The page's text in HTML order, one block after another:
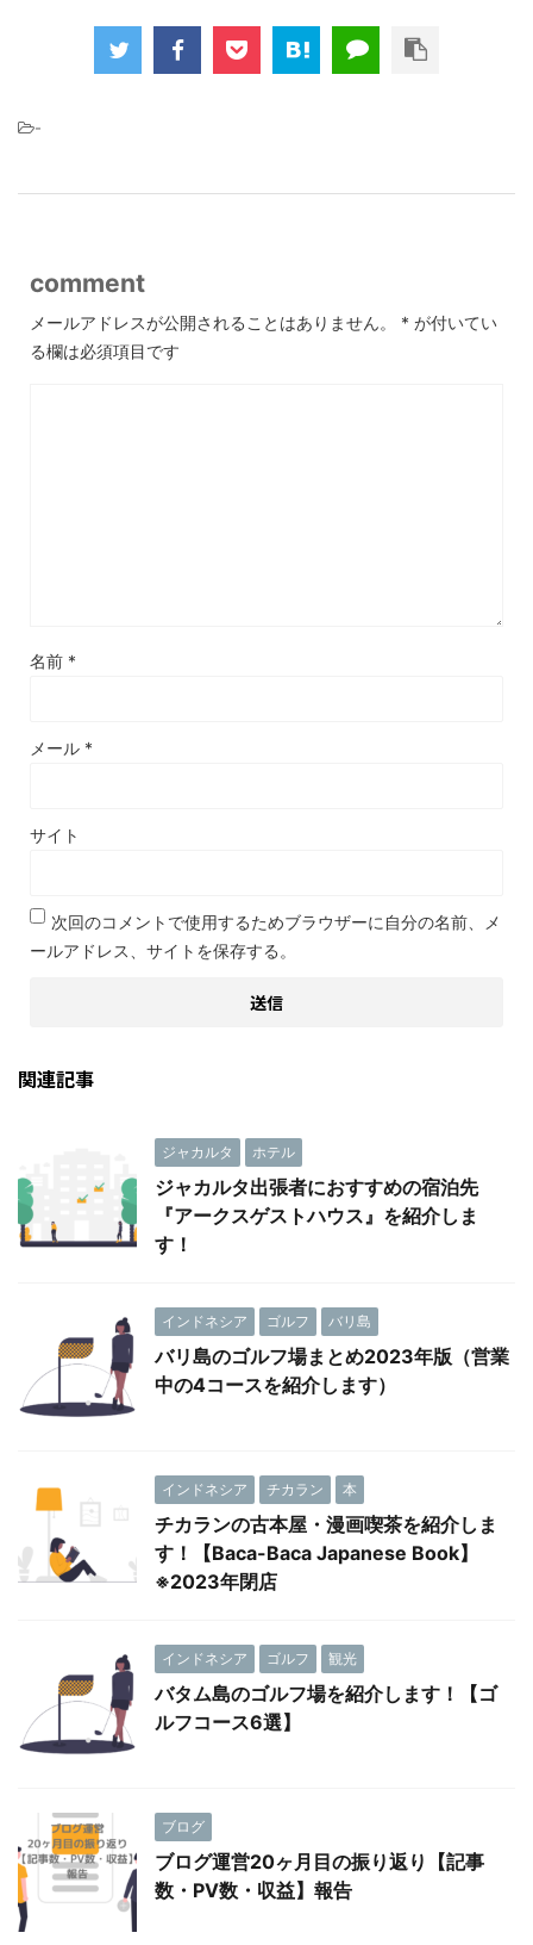
-
comment
メールアドレスが公開されることはありません。 * が付いてい
る欄は必須項目です
名前 *
メール *
サイト
次回のコメントで使用するためブラウザーに自分の名前、メ
ールアドレス、サイトを保存する。
関連記事
ジャカルタ ホテル
ジャカルタ出張者におすすめの宿泊先
『アークスゲストハウス』を紹介しま
す！
インドネシア ゴルフ バリ島
バリ島のゴルフ場まとめ2023年版（営業
中の4コースを紹介します）
インドネシア チカラン 本
チカランの古本屋・漫画喫茶を紹介しま
す！【Baca-Baca Japanese Book】
※2023年閉店
インドネシア ゴルフ 観光
バタム島のゴルフ場を紹介します！【ゴ
ルフコース6選】
ブログ
ブログ運営20ヶ月目の振り返り【記事
数・PV数・収益】報告